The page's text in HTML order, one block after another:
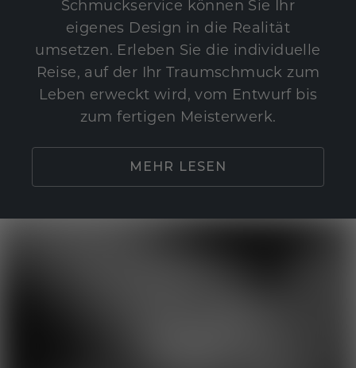
Schmuckservice können Sie Ihr
eigenes Design in die Realität
umsetzen. Erleben Sie die individuelle
Reise, auf der Ihr Traumschmuck zum
Leben erweckt wird, vom Entwurf bis
zum fertigen Meisterwerk.
MEHR LESEN